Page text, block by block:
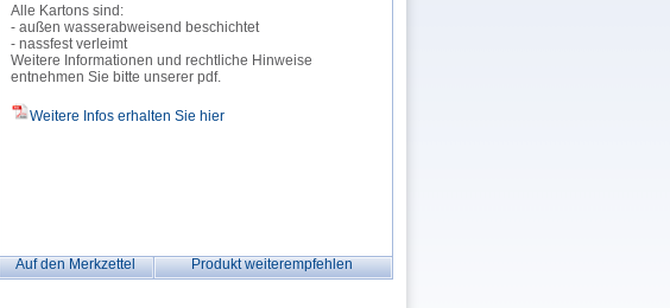
Alle Kartons sind:
- außen wasserabweisend beschichtet
- nassfest verleimt
Weitere Informationen und rechtliche Hinweise
entnehmen Sie bitte unserer pdf.
Weitere Infos erhalten Sie hier
Auf den Merkzettel Produkt weiterempfehlen